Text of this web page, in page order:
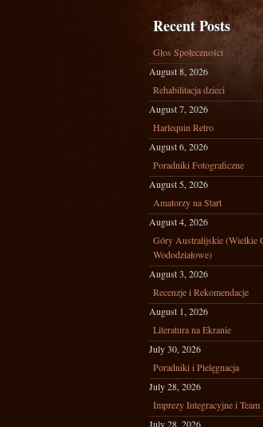
Recent Posts
Głos Społeczności
August 8, 2026
Rehabilitacja dzieci
August 7, 2026
Harlequin Retro
August 6, 2026
Poradniki Fotograficzne
August 5, 2026
Amatorzy na Start
August 4, 2026
Góry Australijskie (Wielkie
Wododziałowe)
August 3, 2026
Recenzje i Rekomendacje
August 1, 2026
Literatura na Ekranie
July 30, 2026
Poradniki i Pielęgnacja
July 28, 2026
Imprezy Integracyjne i
July 28, 2026